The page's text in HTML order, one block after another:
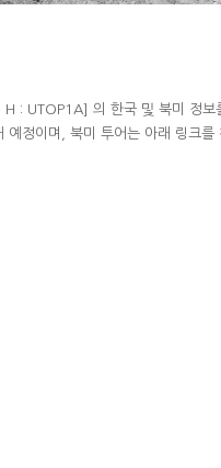
: UTOP1A] 의 한국 및 북미 정보
정이며, 북미 투어는 아래 링크를